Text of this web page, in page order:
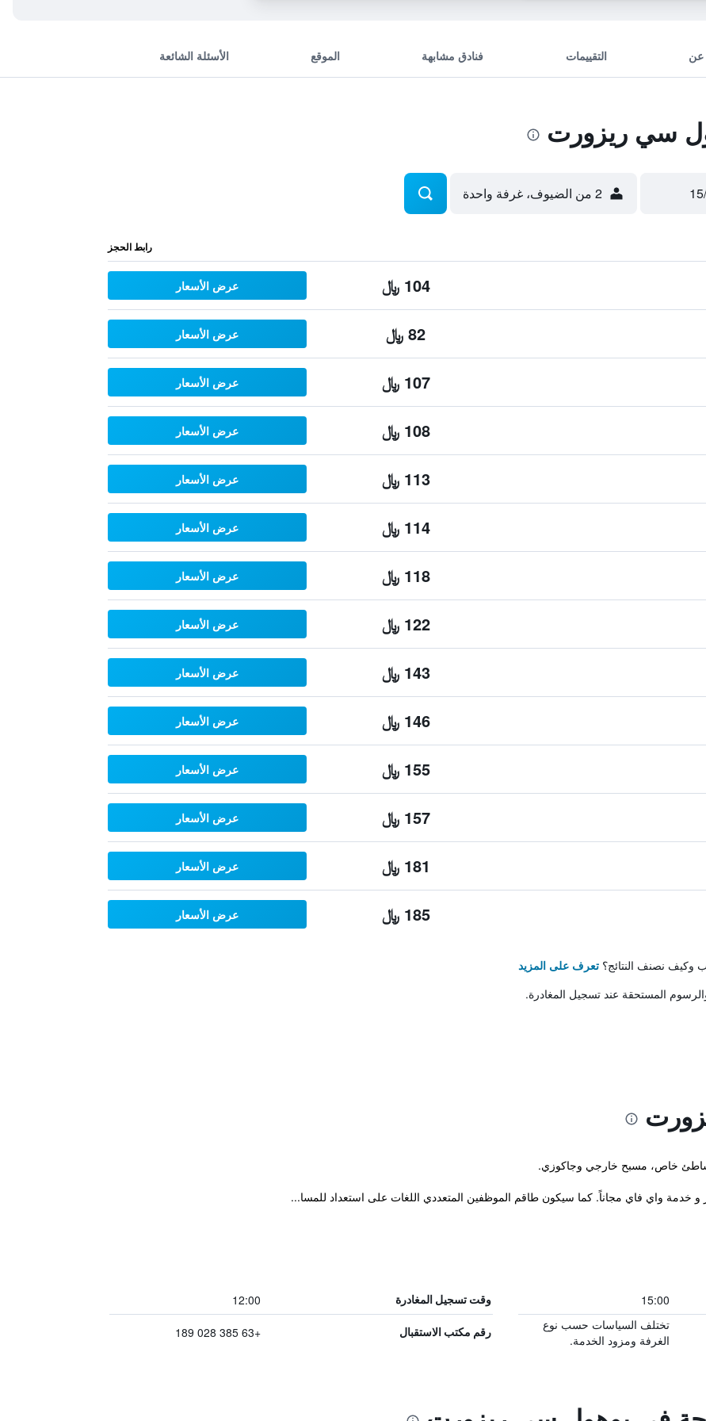
عن التقييمات فنادق مشابهة الموقع الأسئلة الشائعة
سي ريزورت
2 من الضيوف، غرفة واحدة
رابط الحجز
104 ﷼ عرض الأسعار
82 ﷼ عرض الأسعار
107 ﷼ عرض الأسعار
108 ﷼ عرض الأسعار
113 ﷼ عرض الأسعار
114 ﷼ عرض الأسعار
118 ﷼ عرض الأسعار
122 ﷼ عرض الأسعار
143 ﷼ عرض الأسعار
146 ﷼ عرض الأسعار
155 ﷼ عرض الأسعار
157 ﷼ عرض الأسعار
181 ﷼ عرض الأسعار
185 ﷼ عرض الأسعار
وكيف نصنف النتائج؟ تعرف على المزيد
المستحقة عند تسجيل المغادرة.
و خدمة واي فاي مجاناً. كما سيكون طاقم الموظفين المتعددي اللغات على استعداد للمسا...
15:00 وقت تسجيل المغادرة 12:00
تختلف السياسات حسب نوع
الغرفة ومزود الخدمة.
رقم مكتب الاستقبال +63 385 028 189